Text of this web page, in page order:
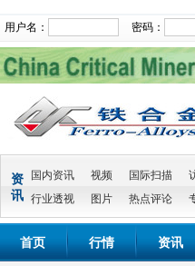
用户名： 密码：
资
讯
国内资讯 视频 国际扫描
行业透视
图片 热点评论
首页 行情 资讯